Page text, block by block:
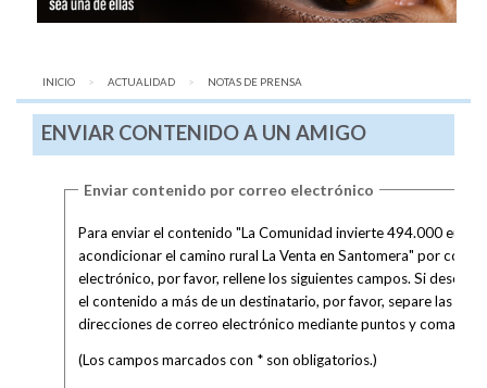
INICIO ACTUALIDAD AQUÍ:
NOTAS DE PRENSA
ENVIAR CONTENIDO A UN AMIGO
Enviar contenido por correo electrónico
Para enviar el contenido "La Comunidad invierte 494.000 euros
acondicionar el camino rural La Venta en Santomera" por correo
electrónico, por favor, rellene los siguientes campos. Si desea
el contenido a más de un destinatario, por favor, separe las
direcciones de correo electrónico mediante puntos y coma.
(Los campos marcados con * son obligatorios.)